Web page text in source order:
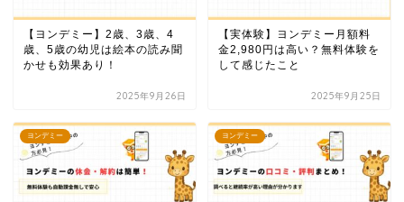
【ヨンデミー】2歳、3歳、4
歳、5歳の幼児は絵本の読み聞
かせも効果あり！
2025年9月26日
【実体験】ヨンデミー月額料
金2,980円は高い？無料体験を
して感じたこと
2025年9月25日
ヨンデミー ヨンデミー